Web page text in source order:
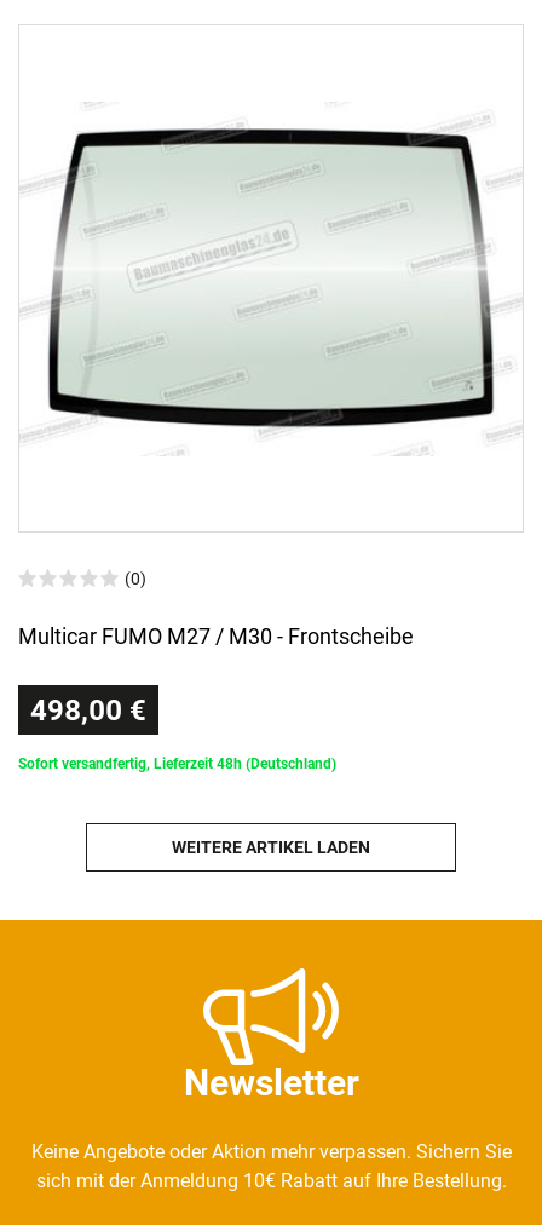
(0)
Multicar FUMO M27 / M30 - Frontscheibe
498,00 €
Sofort versandfertig, Lieferzeit 48h (Deutschland)
WEITERE ARTIKEL LADEN
Newsletter
Keine Angebote oder Aktion mehr verpassen. Sichern Sie
sich mit der Anmeldung 10€ Rabatt auf Ihre Bestellung.